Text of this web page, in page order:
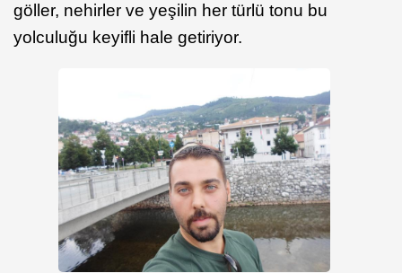
göller, nehirler ve yeşilin her türlü tonu bu
yolculuğu keyifli hale getiriyor.